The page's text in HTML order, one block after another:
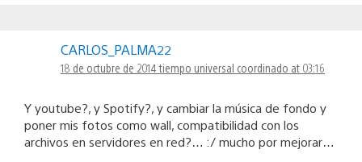
CARLOS_PALMA22
18 de octubre de 2014 tiempo universal coordinado at 03:16
Y youtube?, y Spotify?, y cambiar la música de fondo y
poner mis fotos como wall, compatibilidad con los
archivos en servidores en red?… :/ mucho por mejorar…